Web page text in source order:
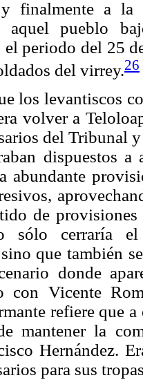
y finalmente a
aquel pueblo
el periodo del 25
del virrey.26
los levantiscos
volver a
del Tribunal
dispuestos
abundante
de
sólo cerraría
que también
donde
con Vicente
refiere que
mantener la
Hernández.
para sus